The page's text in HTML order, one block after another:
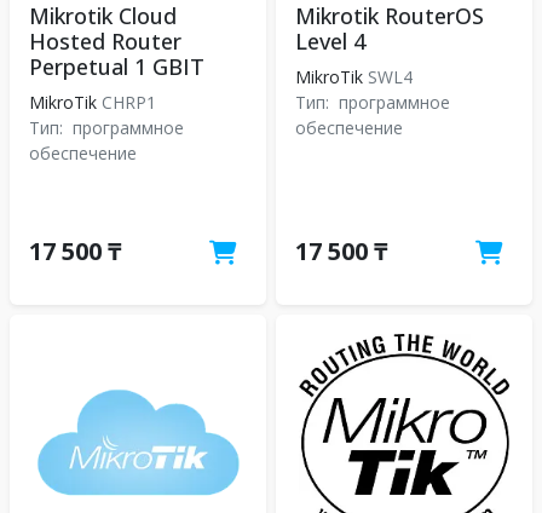
Mikrotik Cloud
Hosted Router
Perpetual 1 GBIT
MikroTik CHRP1
Тип: программное
обеспечение
17 500 ₸
Mikrotik RouterOS
Level 4
MikroTik SWL4
Тип: программное
обеспечение
17 500 ₸